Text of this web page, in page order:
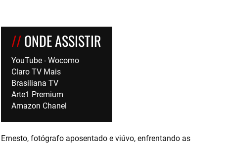
ONDE ASSISTIR
YouTube - Wocomo
Claro TV Mais
Brasiliana TV
Arte1 Premium
Amazon Chanel
Ernesto, fotógrafo aposentado e viúvo, enfrentando as